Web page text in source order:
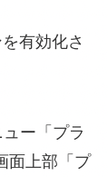
有効化さ
ー「プラ
面上部「プ